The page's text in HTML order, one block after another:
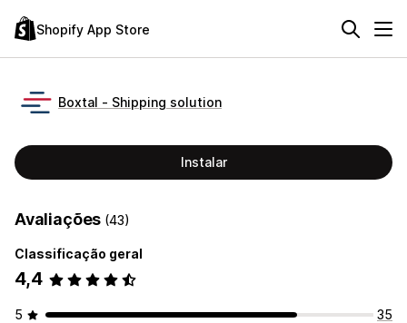
Shopify App Store
Boxtal ‑ Shipping solution
Instalar
Avaliações (43)
Classificação geral
4,4
5
35